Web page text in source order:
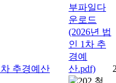
추경예산